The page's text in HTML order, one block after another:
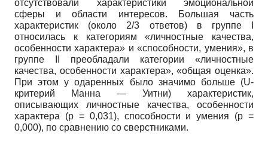
отсутствовали характеристики эмоциональной
сферы и области интересов. Большая часть
характеристик (около 2/3 ответов) в группе I
относилась к категориям «личностные качества,
особенности характера» и «способности, умения», в
группе II преобладали категории «личностные
качества, особенности характера», «общая оценка».
При этом у одаренных было значимо больше (U-
критерий Манна — Уитни) характеристик,
описывающих личностные качества, особенности
характера (p = 0,031), способности и умения (p =
0,000), по сравнению со сверстниками.